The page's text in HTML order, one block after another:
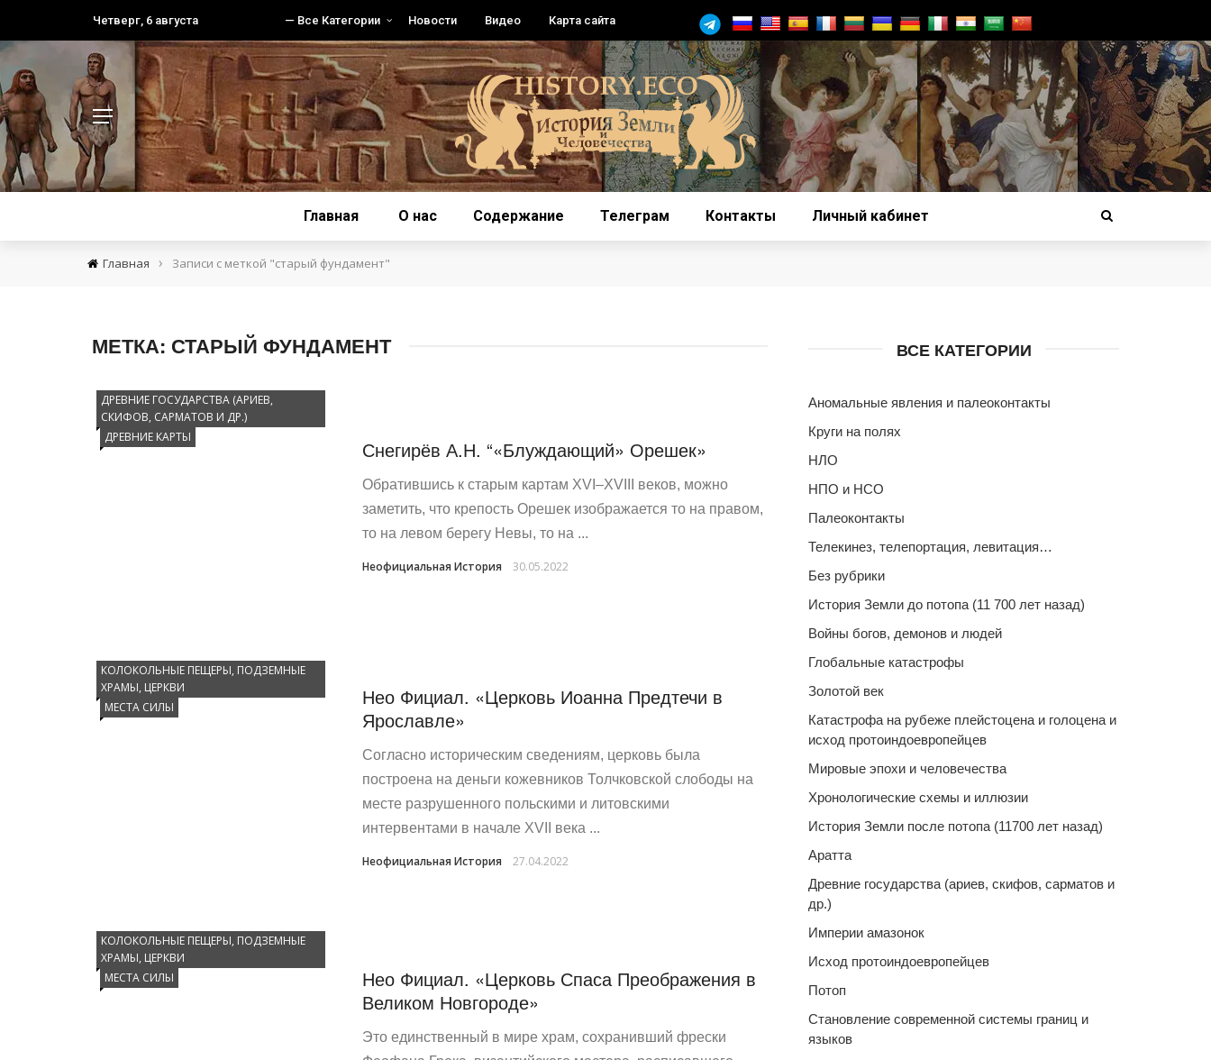
Четверг, 6 августа — Все Категории Новости Видео Карта сайта
Главная О нас Содержание Телеграм Контакты Личный кабинет
Главная › Записи с меткой "старый фундамент"
МЕТКА: СТАРЫЙ ФУНДАМЕНТ
ДРЕВНИЕ ГОСУДАРСТВА (АРИЕВ,
СКИФОВ, САРМАТОВ И ДР.)
ДРЕВНИЕ КАРТЫ
Снегирёв А.Н. “«Блуждающий» Орешек»
Обратившись к старым картам XVI–XVIII веков, можно
заметить, что крепость Орешек изображается то на правом,
то на левом берегу Невы, то на ...
Неофициальная История 30.05.2022
КОЛОКОЛЬНЫЕ ПЕЩЕРЫ, ПОДЗЕМНЫЕ
ХРАМЫ, ЦЕРКВИ
МЕСТА СИЛЫ
Нео Фициал. «Церковь Иоанна Предтечи в
Ярославле»
Согласно историческим сведениям, церковь была
построена на деньги кожевников Толчковской слободы на
месте разрушенного польскими и литовскими
интервентами в начале XVII века ...
Неофициальная История 27.04.2022
КОЛОКОЛЬНЫЕ ПЕЩЕРЫ, ПОДЗЕМНЫЕ
ХРАМЫ, ЦЕРКВИ
МЕСТА СИЛЫ
Нео Фициал. «Церковь Спаса Преображения в
Великом Новгороде»
Это единственный в мире храм, сохранивший фрески
ВСЕ КАТЕГОРИИ
Аномальные явления и палеоконтакты
Круги на полях
НЛО
НПО и НСО
Палеоконтакты
Телекинез, телепортация, левитация…
Без рубрики
История Земли до потопа (11 700 лет назад)
Войны богов, демонов и людей
Глобальные катастрофы
Золотой век
Катастрофа на рубеже плейстоцена и голоцена и
исход протоиндоевропейцев
Мировые эпохи и человечества
Хронологические схемы и иллюзии
История Земли после потопа (11700 лет назад)
Аратта
Древние государства (ариев, скифов, сарматов и
др.)
Империи амазонок
Исход протоиндоевропейцев
Потоп
Становление современной системы границ и
языков